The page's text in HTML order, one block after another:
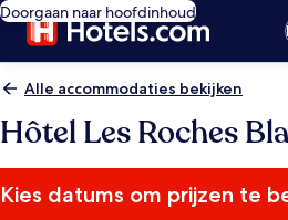
Doorgaan naar hoofdinhoud
Alle accommodaties bekijken
Hôtel Les Roches
Kies datums om prijzen te